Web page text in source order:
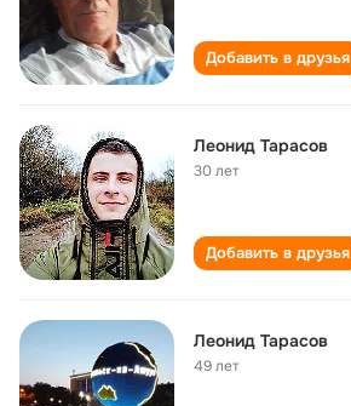
Добавить в друзья
Леонид Тарасов
30 лет
Добавить в друзья
Леонид Тарасов
49 лет